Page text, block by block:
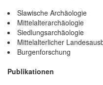
Slawische Archäologie
Mittelalterarchäologie
Siedlungsarchäologie
Mittelalterlicher
Burgenforschung
Publikationen